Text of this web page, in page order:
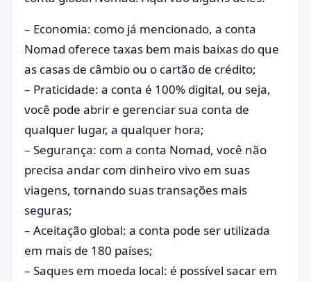
– Economia: como já mencionado, a conta
Nomad oferece taxas bem mais baixas do que
as casas de câmbio ou o cartão de crédito;
– Praticidade: a conta é 100% digital, ou seja,
você pode abrir e gerenciar sua conta de
qualquer lugar, a qualquer hora;
– Segurança: com a conta Nomad, você não
precisa andar com dinheiro vivo em suas
viagens, tornando suas transações mais
seguras;
– Aceitação global: a conta pode ser utilizada
em mais de 180 países;
– Saques em moeda local: é possível sacar em